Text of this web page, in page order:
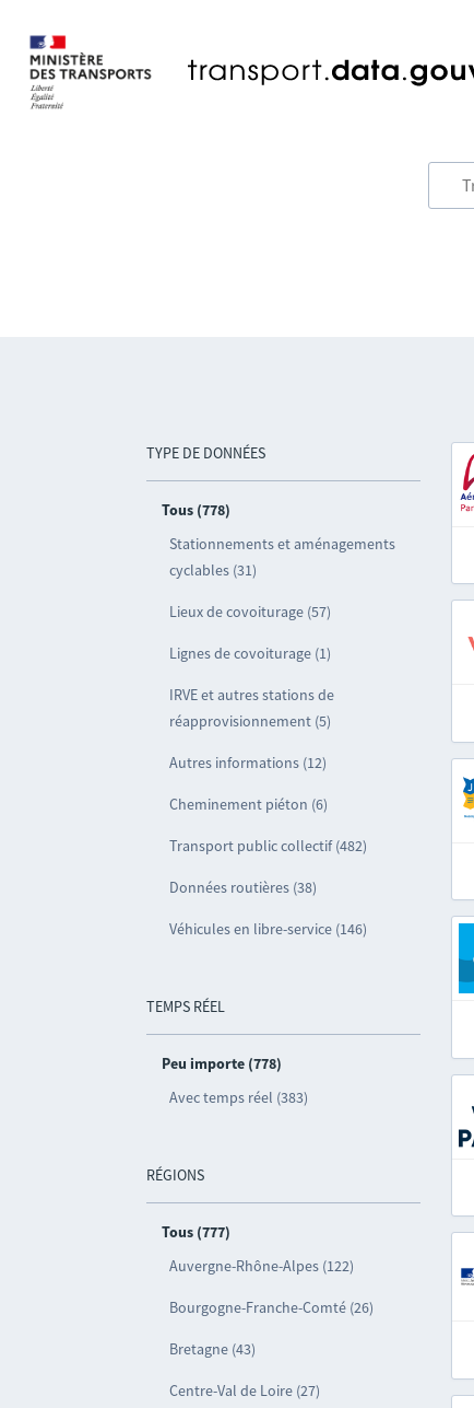
TYPE DE DONNÉES
Tous (778)
Stationnements et aménagements
cyclables (31)
Lieux de covoiturage (57)
Lignes de covoiturage (1)
IRVE et autres stations de
réapprovisionnement (5)
Autres informations (12)
Cheminement piéton (6)
Transport public collectif (482)
Données routières (38)
Véhicules en libre-service (146)
TEMPS RÉEL
Peu importe (778)
Avec temps réel (383)
RÉGIONS
Tous (777)
Auvergne-Rhône-Alpes (122)
Bourgogne-Franche-Comté (26)
Bretagne (43)
Centre-Val de Loire (27)